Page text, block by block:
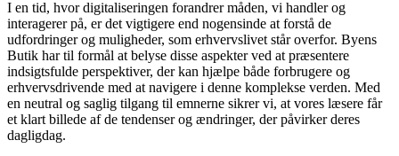
I en tid, hvor digitaliseringen forandrer måden, vi handler og
interagerer på, er det vigtigere end nogensinde at forstå de
udfordringer og muligheder, som erhvervslivet står overfor. Byens
Butik har til formål at belyse disse aspekter ved at præsentere
indsigtsfulde perspektiver, der kan hjælpe både forbrugere og
erhvervsdrivende med at navigere i denne komplekse verden. Med
en neutral og saglig tilgang til emnerne sikrer vi, at vores læsere får
et klart billede af de tendenser og ændringer, der påvirker deres
dagligdag.